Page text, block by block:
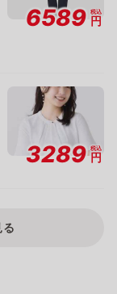
6589 税込
円
3289 税込
円